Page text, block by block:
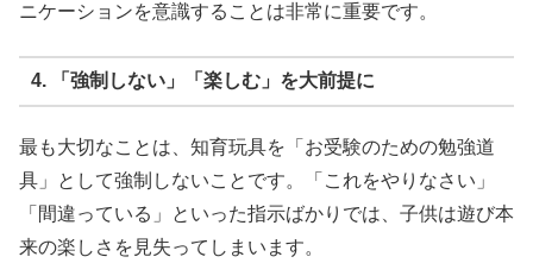
ニケーションを意識することは非常に重要です。
4. 「強制しない」「楽しむ」を大前提に
最も大切なことは、知育玩具を「お受験のための勉強道
具」として強制しないことです。「これをやりなさい」
「間違っている」といった指示ばかりでは、子供は遊び本
来の楽しさを見失ってしまいます。